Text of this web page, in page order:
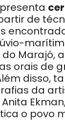
de
Marajó,
orais de
disso,
da
o povo